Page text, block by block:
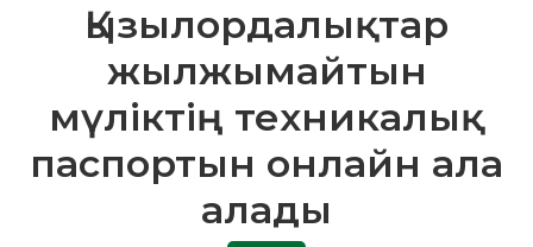
Қызылордалықтар
жылжымайтын
мүліктің техникалық
паспортын онлайн ала
алады